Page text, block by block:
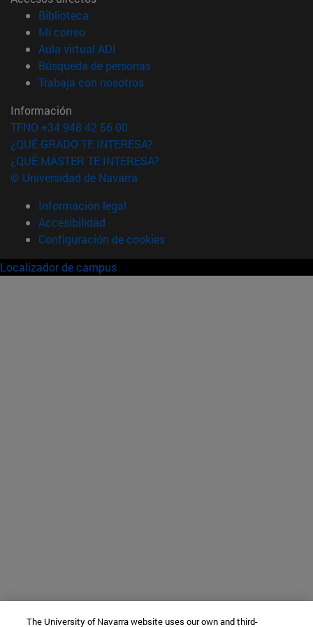
Biblioteca
Mi correo(abre en nueva ventana)
Aula virtual ADI
Búsqueda de personas(abre en nueva ventana)
Trabaja con nosotros(abre en nueva ventana)
Información
TFNO +34 948 42 56 00
¿QUÉ GRADO TE INTERESA?
¿QUÉ MÁSTER TE INTERESA?
© Universidad de Navarra
Información legal
Accesibilidad
Configuración de cookies
Localizador de campus
The University of Navarra website uses our own and third-